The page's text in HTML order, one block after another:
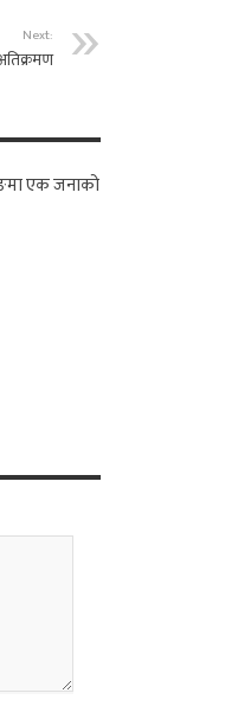
Next:
एक जनाको